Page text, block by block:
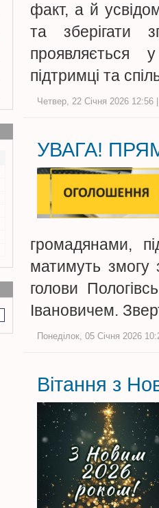
факт, а й
та зберігати
проявляється
підтримці та
Четвер, 22 Січня 2026 12:56
УВАГА!
громадянами,
матимуть змогу
голови
Івановичем.
Понеділок, 05 Січня 2026
Вітання з